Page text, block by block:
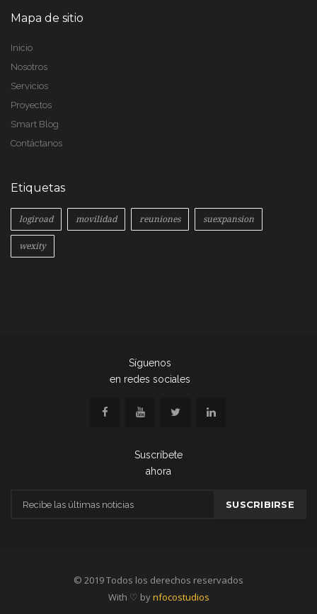
Mapa de sitio
Inicio
Nosotros
Servicios
Proyectos
Smart Blog
Contáctanos
Etiquetas
logiroad movilidad reuniones suexpansion
wexity
Síguenos
en redes sociales
Suscríbete
ahora
© 2019 Todos los derechos reservados
With ♡ bynfocostudios